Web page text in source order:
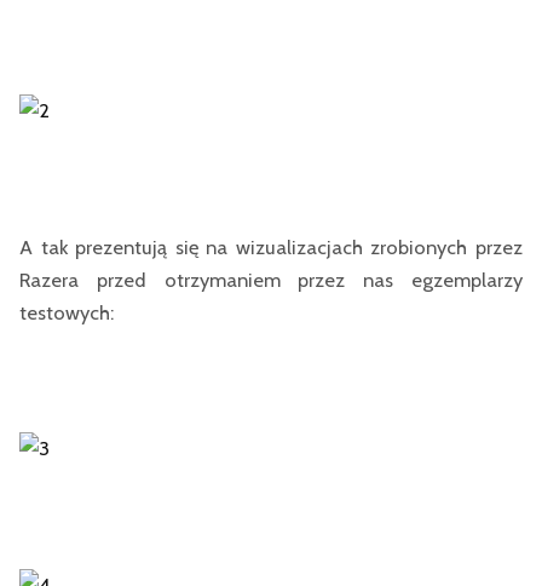
A tak prezentują się na wizualizacjach zrobionych przez
Razera przed otrzymaniem przez nas egzemplarzy
testowych: